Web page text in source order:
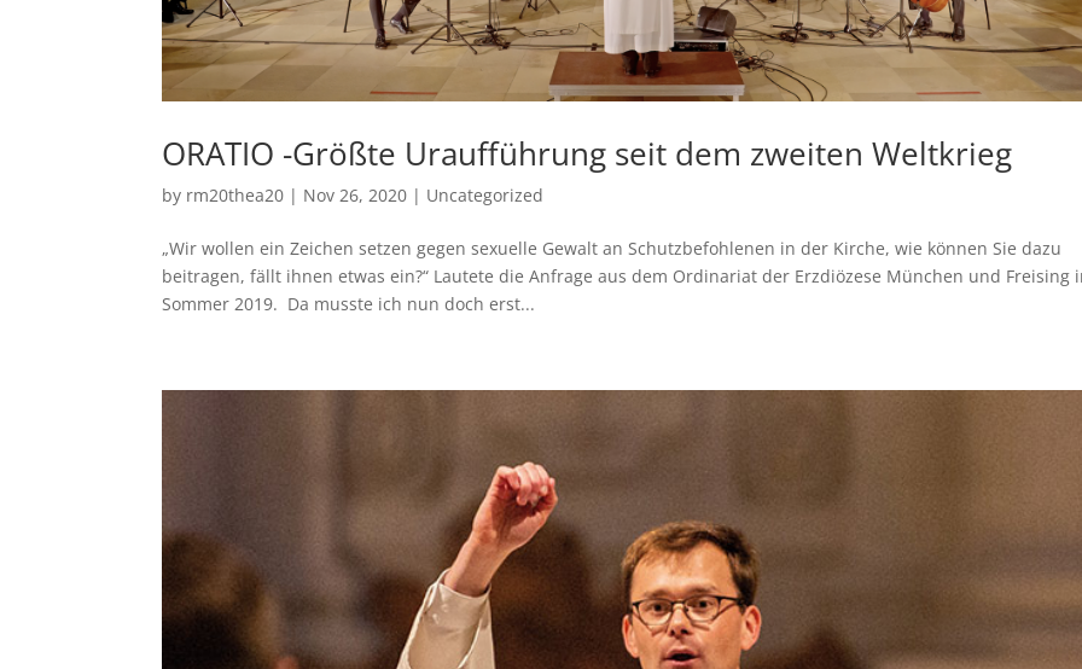
ORATIO -Größte Uraufführung seit dem zweiten Weltkrieg
by rm20thea20 | Nov 26, 2020 | Uncategorized
„Wir wollen ein Zeichen setzen gegen sexuelle Gewalt an Schutzbefohlenen in der Kirche, wie können Sie dazu
beitragen, fällt ihnen etwas ein?“ Lautete die Anfrage aus dem Ordinariat der Erzdiözese München und Freising
Sommer 2019. Da musste ich nun doch erst...